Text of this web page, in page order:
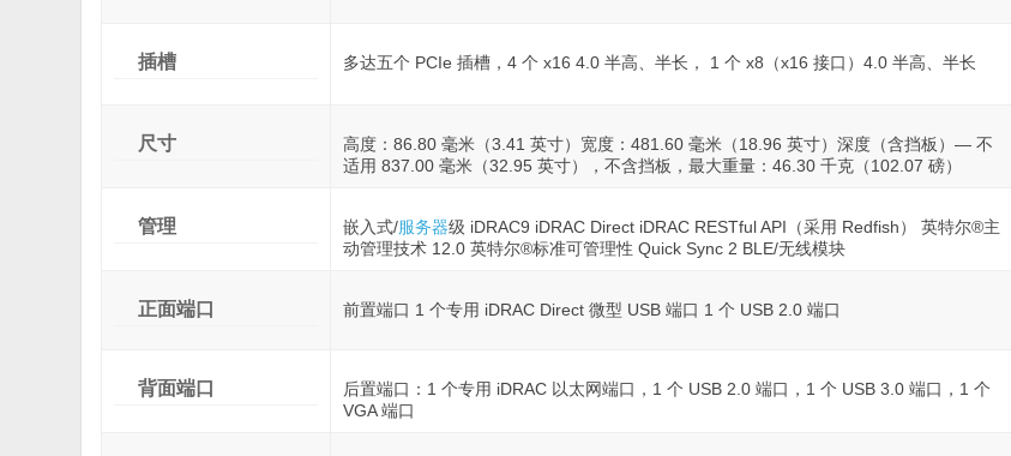
插槽 多达五个 PCIe 插槽，4 个 x16 4.0 半高、半长， 1 个 x8（x16 接口）4.0 半高、半长
尺寸
高度：86.80 毫米（3.41 英寸）宽度：481.60 毫米（18.96 英寸）深度（含挡板）— 不
适用 837.00 毫米（32.95 英寸），不含挡板，最大重量：46.30 千克（102.07 磅）
管理 嵌入式/服务器级 iDRAC9 iDRAC Direct iDRAC RESTful API（采用 Redfish） 英特尔®主
动管理技术 12.0 英特尔®标准可管理性 Quick Sync 2 BLE/无线模块
正面端口 前置端口 1 个专用 iDRAC Direct 微型 USB 端口 1 个 USB 2.0 端口
背面端口
后置端口：1 个专用 iDRAC 以太网端口，1 个 USB 2.0 端口，1 个 USB 3.0 端口，1 个
VGA 端口